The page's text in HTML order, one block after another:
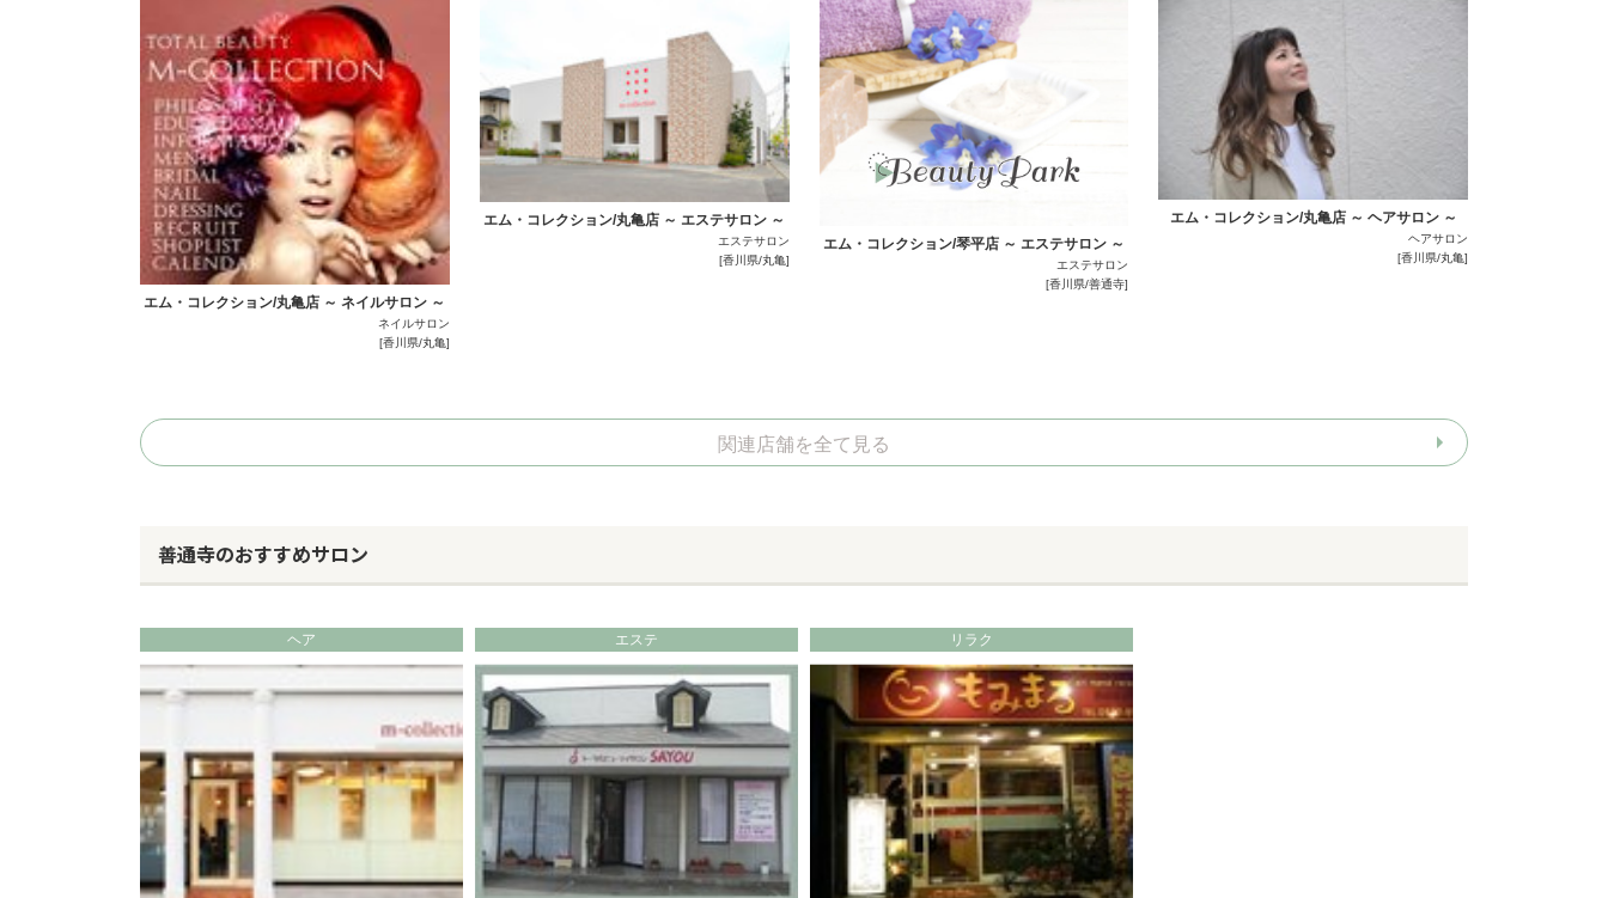
エム・コレクション/丸亀店 ～ ネイルサロン ～
ネイルサロン
[香川県/丸亀]
エム・コレクション/丸亀店 ～ エステサロン ～
エステサロン
[香川県/丸亀]
エム・コレクション/琴平店 ～ エステサロン ～
エステサロン
[香川県/善通寺]
エム・コレクション/丸亀店 ～ ヘアサロン ～
ヘアサロン
[香川県/丸亀]
関連店舗を全て見る
善通寺のおすすめサロン
ヘア エステ リラク